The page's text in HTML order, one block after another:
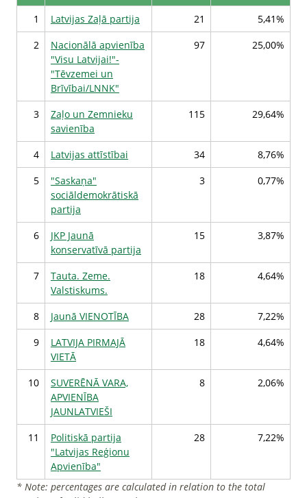
1
Latvijas Zaļā partija 21
5,41%
2
Nacionālā apvienība
"Visu Latvijai!"-
"Tēvzemei un
Brīvībai/LNNK"
97 25,00%
3
Zaļo un Zemnieku
savienība
115 29,64%
4 Latvijas attīstībai 34
8,76%
5
"Saskaņa"
sociāldemokrātiskā
partija
3 0,77%
6
JKP Jaunā
konservatīvā partija
15 3,87%
7
Tauta. Zeme.
Valstiskums.
18 4,64%
8 Jaunā VIENOTĪBA 28
7,22%
9
LATVIJA PIRMAJĀ
VIETĀ
18 4,64%
10
SUVERĒNĀ VARA,
APVIENĪBA
JAUNLATVIEŠI
8 2,06%
11
Politiskā partija
"Latvijas Reģionu
Apvienība"
28 7,22%
* Note: percentages are calculated in relation to the total